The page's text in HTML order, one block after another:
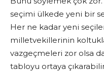
seçimi ülkede yeni bir
Her ne kadar yeni
milletvekillerinin
vazgeçmeleri zor olsa
tabloyu ortaya